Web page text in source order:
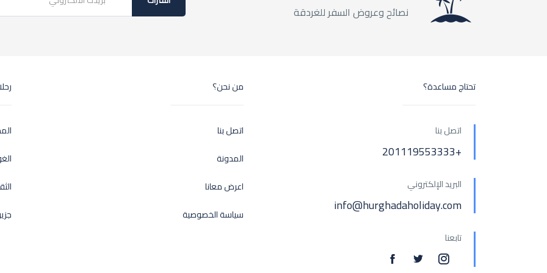
نصائح وعروض السفر للغردقة
تحتاج مساعدة؟
اتصل بنا
+201119553333
البريد الإلكتروني
info@hurghadaholiday.com
تابعنا
من نحن؟
اتصل بنا
المدونة
اعرض معانا
سياسة الخصوصية